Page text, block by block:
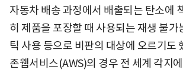
자동차 배송 과정에서 배출되는 탄소에
히 제품을 포장할 때 사용되는 재생 불
틱 사용 등으로 비판의 대상에 오르기도
존웹서비스(AWS)의 경우 전 세계 각지